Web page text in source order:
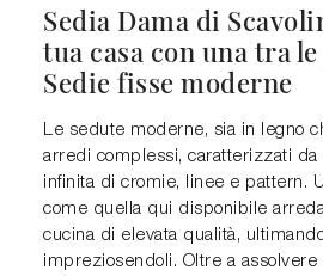
Sedia Dama di
tua casa con una tra
Sedie fisse moderne
Le sedute moderne, sia in legno
arredi complessi, caratterizzati da
infinita di cromie, linee e pattern.
come quella qui disponibile
cucina di elevata qualità,
impreziosendoli. Oltre a assolvere